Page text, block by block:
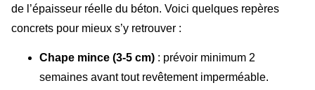
de l’épaisseur réelle du béton. Voici quelques repères
concrets pour mieux s’y retrouver :
Chape mince (3-5 cm) : prévoir minimum 2
semaines avant tout revêtement imperméable.